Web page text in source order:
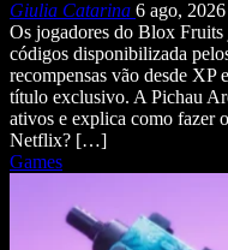
Giulia Catarina 6 ago, 2026
Os jogadores do Blox Fruits
códigos disponibilizada
recompensas vão desde
título exclusivo. A Pichau
ativos e explica como fazer
Netflix? […]
Games